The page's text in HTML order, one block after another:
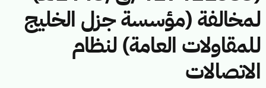
لمخالفة (مؤسسة جزل الخليج
للمقاولات العامة) لنظام
الاتصالات